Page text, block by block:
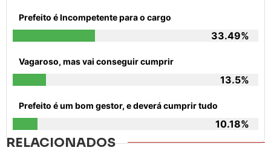
Prefeito é Incompetente para o cargo
33.49%
Vagaroso, mas vai conseguir cumprir
13.5%
Prefeito é um bom gestor, e deverá cumprir tudo
10.18%
RELACIONADOS